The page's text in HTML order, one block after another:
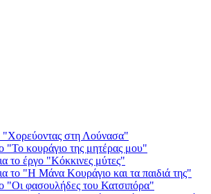
"Χορεύοντας στη Λούνασα"
"Το κουράγιο της μητέρας μου"
το έργο "Κόκκινες μύτες"
το "Η Μάνα Κουράγιο και τα παιδιά της"
"Οι φασουλήδες του Κατσιπόρα"